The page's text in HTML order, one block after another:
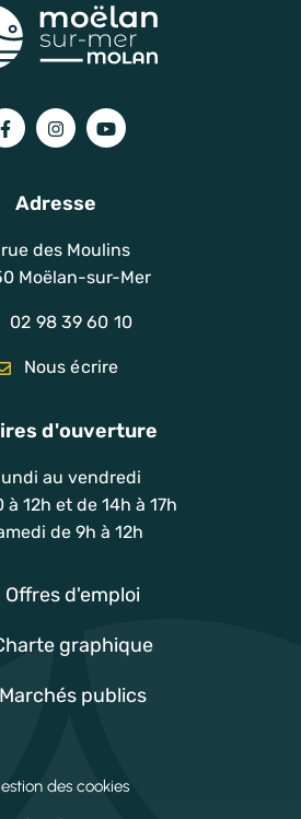
Lien vers le compte Facebook
Lien vers le compte Instagram
Lien vers la chaîne
Adresse
des Moulins
Moëlan-sur-Mer
02 98 39 60 10
Nous écrire
d'ouverture
au vendredi
12h et de 14h à 17h
de 9h à 12h
Offres d'emploi
graphique
Marchés publics
des cookies